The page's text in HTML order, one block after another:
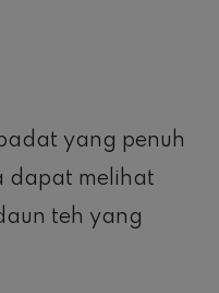
yang penuh
dapat melihat
teh yang